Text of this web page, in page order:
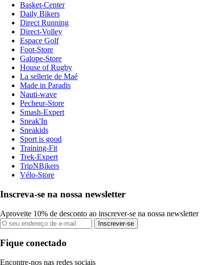
Basket-Center
Daily Bikers
Direct Running
Direct-Volley
Espace Golf
Foot-Store
Galope-Store
House of Rugby
La sellerie de Maé
Made in Paradis
Nauti-wave
Pecheur-Store
Smash-Expert
Sneak'In
Sneakids
Sport is good
Training-Fit
Trek-Expert
TripNBikers
Vélo-Store
Inscreva-se na nossa newsletter
Aproveite 10% de desconto ao inscrever-se na nossa newsletter
Inscrever-se
Fique conectado
Encontre-nos nas redes sociais